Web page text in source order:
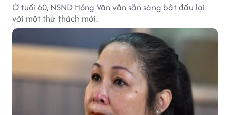
Ở tuổi 60, NSND Hồng Vân vẫn sẵn sàng bắt đầu lại
với một thử thách mới.